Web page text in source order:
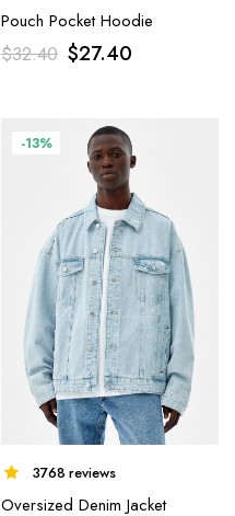
Pouch Pocket Hoodie
$32.40 $27.40
-13%
3768 reviews
Oversized Denim Jacket